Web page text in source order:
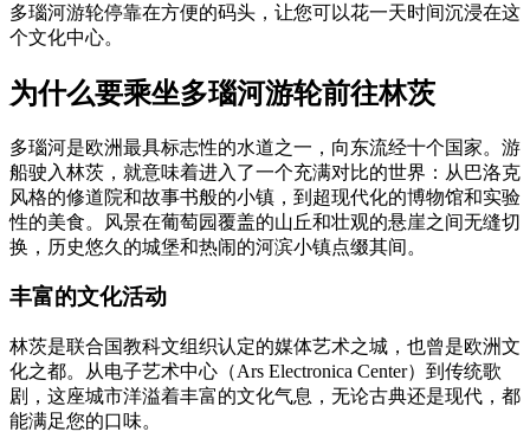
多瑙河游轮停靠在方便的码头，让您可以花一天时间沉浸在这
个文化中心。
为什么要乘坐多瑙河游轮前往林茨
多瑙河是欧洲最具标志性的水道之一，向东流经十个国家。游
船驶入林茨，就意味着进入了一个充满对比的世界：从巴洛克
风格的修道院和故事书般的小镇，到超现代化的博物馆和实验
性的美食。风景在葡萄园覆盖的山丘和壮观的悬崖之间无缝切
换，历史悠久的城堡和热闹的河滨小镇点缀其间。
丰富的文化活动
林茨是联合国教科文组织认定的媒体艺术之城，也曾是欧洲文
化之都。从电子艺术中心（Ars Electronica Center）到传统歌
剧，这座城市洋溢着丰富的文化气息，无论古典还是现代，都
能满足您的口味。